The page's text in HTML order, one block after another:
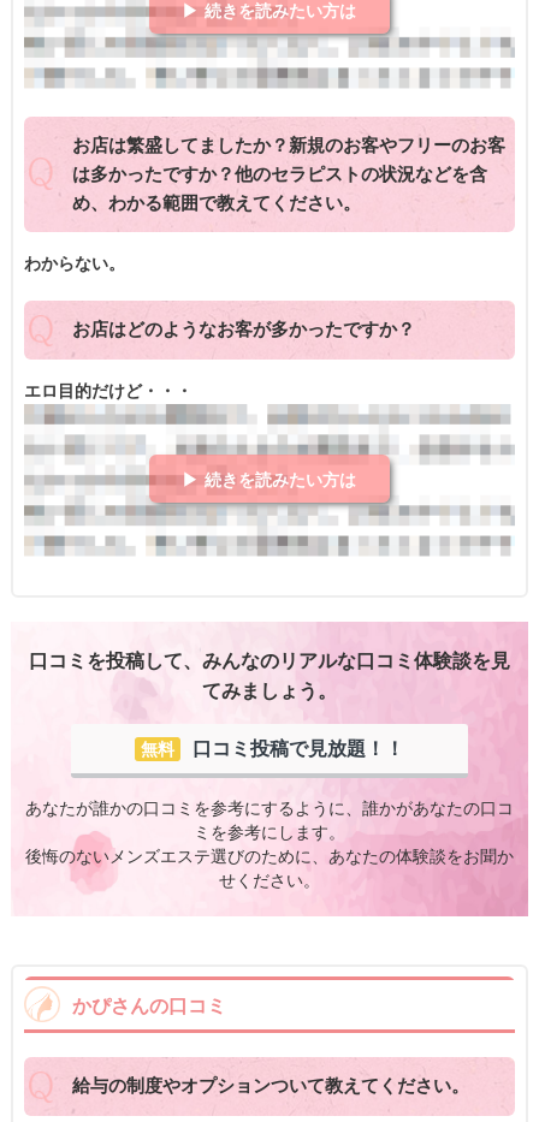
▶ 続きを読みたい方は
お店は繁盛してましたか？新規のお客やフリーのお客
は多かったですか？他のセラピストの状況などを含
め、わかる範囲で教えてください。
わからない。
お店はどのようなお客が多かったですか？
エロ目的だけど・・・
▶ 続きを読みたい方は
口コミを投稿して、みんなのリアルな口コミ体験談を見
てみましょう。
無料 口コミ投稿で見放題！！
あなたが誰かの口コミを参考にするように、誰かがあなたの口コ
ミを参考にします。
後悔のないメンズエステ選びのために、あなたの体験談をお聞か
せください。
かぴさんの口コミ
給与の制度やオプションついて教えてください。